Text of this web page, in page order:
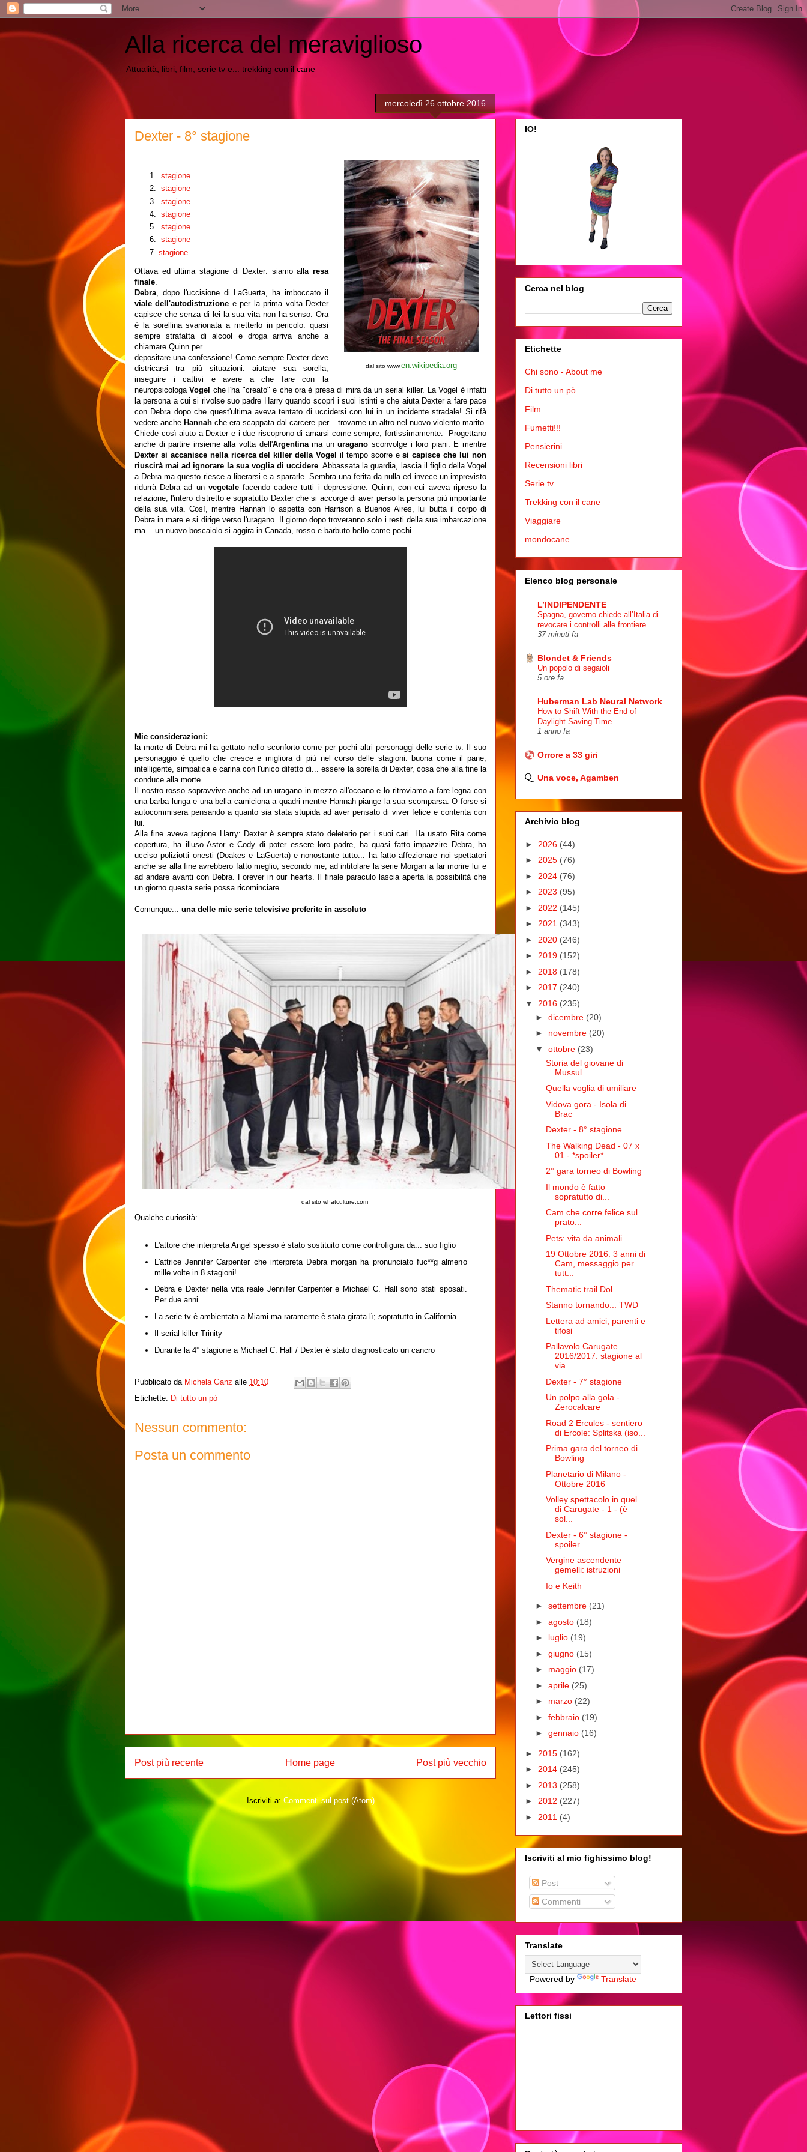
Alla ricerca del meraviglioso
Attualità, libri, film, serie tv e... trekking con il cane
mercoledì 26 ottobre 2016
Dexter - 8° stagione
dal sito www.en.wikipedia.org
stagione
stagione
stagione
stagione
stagione
stagione
stagione
Ottava ed ultima stagione di Dexter: siamo alla resa
finale
Debra , dopo l'uccisione di LaGuerta, ha imboccato il
viale dell'autodistruzione e per la prima volta Dexter
capisce che senza di lei la sua vita non ha senso. Ora
è la sorellina svarionata a metterlo in pericolo: quasi
sempre strafatta di alcool e droga arriva anche a
chiamare Quinn per
depositare una confessione! Come sempre Dexter deve
districarsi tra più situazioni: aiutare sua sorella,
inseguire i cattivi e avere a che fare con la
neuropsicologaVogel che l'ha "creato" e che ora è presa di mira da un serial killer. La Vogel è infatti
la persona a cui si rivolse suo padre Harry quando scoprì i suoi istinti e che aiuta Dexter a fare pace
con Debra dopo che quest'ultima aveva tentato di uccidersi con lui in un incidente stradale! Si rifà
vedere ancheHannahche era scappata dal carcere per... trovarne un altro nel nuovo violento marito.
Chiede così aiuto a Dexter e i due riscoprono di amarsi come sempre, fortissimamente. Progettano
anche di partire insieme alla volta dell'Argentinama unuraganosconvolge i loro piani. E mentre
Dexter si accanisce nella ricerca del killer della Vogel il tempo scorre esi capisce che lui non
riuscirà mai ad ignorare la sua voglia di uccidere . Abbassata la guardia, lascia il figlio della Vogel
a Debra ma questo riesce a liberarsi e a spararle. Sembra una ferita da nulla ed invece un imprevisto
ridurrà Debra ad un vegetalefacendo cadere tutti i depressione: Quinn, con cui aveva ripreso la
relazione, l'intero distretto e sopratutto Dexter che si accorge di aver perso la persona più importante
della sua vita. Così, mentre Hannah lo aspetta con Harrison a Buenos Aires, lui butta il corpo di
Debra in mare e si dirige verso l'uragano. Il giorno dopo troveranno solo i resti della sua imbarcazione
ma... un nuovo boscaiolo si aggira in Canada, rosso e barbuto bello come pochi.
Mie considerazioni:
la morte di Debra mi ha gettato nello sconforto come per pochi altri personaggi delle serie tv. Il suo
personaggio è quello che cresce e migliora di più nel corso delle stagioni: buona come il pane,
intelligente, simpatica e carina con l'unico difetto di... essere la sorella di Dexter, cosa che alla fine la
conduce alla morte.
Il nostro rosso sopravvive anche ad un uragano in mezzo all'oceano e lo ritroviamo a fare legna con
una barba lunga e una bella camiciona a quadri mentre Hannah piange la sua scomparsa. O forse si
autocommisera pensando a quanto sia stata stupida ad aver pensato di viver felice e contenta con
lui.
Alla fine aveva ragione Harry: Dexter è sempre stato deleterio per i suoi cari. Ha usato Rita come
copertura, ha illuso Astor e Cody di poter essere loro padre, ha quasi fatto impazzire Debra, ha
ucciso poliziotti onesti (Doakes e LaGuerta) e nonostante tutto... ha fatto affezionare noi spettatori
anche se alla fine avrebbero fatto meglio, secondo me, ad intitolare la serie Morgan a far morire lui e
ad andare avanti con Debra. Forever in our hearts. Il finale paraculo lascia aperta la possibilità che
un giorno questa serie possa ricominciare.
Comunque... una delle mie serie televisive preferite in assoluto
dal sito whatculture.com
Qualche curiosità:
L'attore che interpreta Angel spesso è stato sostituito come controfigura da... suo figlio
L'attrice Jennifer Carpenter che interpreta Debra morgan ha pronunciato fuc**g almeno
mille volte in 8 stagioni!
Debra e Dexter nella vita reale Jennifer Carpenter e Michael C. Hall sono stati sposati.
Per due anni.
La serie tv è ambientata a Miami ma raramente è stata girata lì; sopratutto in California
Il serial killer Trinity
Durante la 4° stagione a Michael C. Hall / Dexter è stato diagnosticato un cancro
Pubblicato da Michela Ganz alle 10:10
Etichette: Di tutto un pò
Nessun commento:
Posta un commento
Post più recente Post più vecchio
Home page
Iscriviti a: Commenti sul post (Atom)
IO!
Cerca nel blog
Etichette
Chi sono - About me
Di tutto un pò
Film
Fumetti!!!
Pensierini
Recensioni libri
Serie tv
Trekking con il cane
Viaggiare
mondocane
Elenco blog personale
L’INDIPENDENTE
Spagna, governo chiede all’Italia di
revocare i controlli alle frontiere
37 minuti fa
Blondet & Friends
Un popolo di segaioli
5 ore fa
Huberman Lab Neural Network
How to Shift With the End of
Daylight Saving Time
1 anno fa
Orrore a 33 giri
Una voce, Agamben
Archivio blog
► 2026 (44)
► 2025 (76)
► 2024 (76)
► 2023 (95)
► 2022 (145)
► 2021 (343)
► 2020 (246)
► 2019 (152)
► 2018 (178)
► 2017 (240)
▼ 2016 (235)
► dicembre (20)
► novembre (20)
▼ ottobre (23)
Storia del giovane di
Mussul
Quella voglia di umiliare
Vidova gora - Isola di
Brac
Dexter - 8° stagione
The Walking Dead - 07 x
01 - *spoiler*
2° gara torneo di Bowling
Il mondo è fatto
sopratutto di...
Cam che corre felice sul
prato...
Pets: vita da animali
19 Ottobre 2016: 3 anni di
Cam, messaggio per
tutt...
Thematic trail Dol
Stanno tornando... TWD
Lettera ad amici, parenti e
tifosi
Pallavolo Carugate
2016/2017: stagione al
via
Dexter - 7° stagione
Un polpo alla gola -
Zerocalcare
Road 2 Ercules - sentiero
di Ercole: Splitska (iso...
Prima gara del torneo di
Bowling
Planetario di Milano -
Ottobre 2016
Volley spettacolo in quel
di Carugate - 1 - (è
sol...
Dexter - 6° stagione -
spoiler
Vergine ascendente
gemelli: istruzioni
Io e Keith
► settembre (21)
► agosto (18)
► luglio (19)
► giugno (15)
► maggio (17)
► aprile (25)
► marzo (22)
► febbraio (19)
► gennaio (16)
► 2015 (162)
► 2014 (245)
► 2013 (258)
► 2012 (227)
► 2011 (4)
Iscriviti al mio fighissimo blog!
Post
Commenti
Translate
Powered by Translate
Lettori fissi